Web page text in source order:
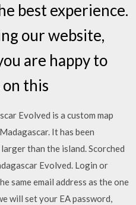
best experience.
our website,
are happy to
this
Evolved is a custom map
It has been
than the island. Scorched
Evolved. Login or
same email address as the one
will set your EA password,